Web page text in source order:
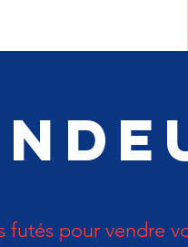
futés pour vendre